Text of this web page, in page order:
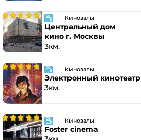
Кинозалы
Центральный дом
кино г. Москвы
3км.
Кинозалы
Электронный кинотеатр
3км.
Кинозалы
Foster cinema